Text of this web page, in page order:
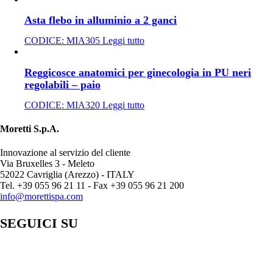
Asta flebo in alluminio a 2 ganci
CODICE: MIA305 Leggi tutto
Reggicosce anatomici per ginecologia in PU neri
regolabili – paio
CODICE: MIA320 Leggi tutto
Moretti S.p.A.
Innovazione al servizio del cliente
Via Bruxelles 3 - Meleto
52022 Cavriglia (Arezzo) - ITALY
Tel. +39 055 96 21 11 - Fax +39 055 96 21 200
info@morettispa.com
SEGUICI SU